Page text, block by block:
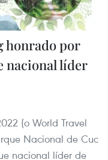
honrado por
nacional líder
(o World Travel
Nacional de Cuc
nacional líder de